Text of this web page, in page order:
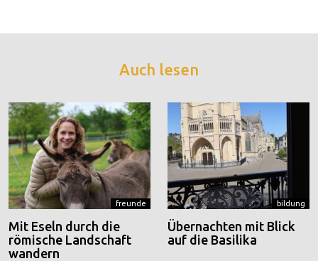
Auch lesen
freunde
Mit Eseln durch die
römische Landschaft
wandern
bildung
Übernachten mit Blick
auf die Basilika